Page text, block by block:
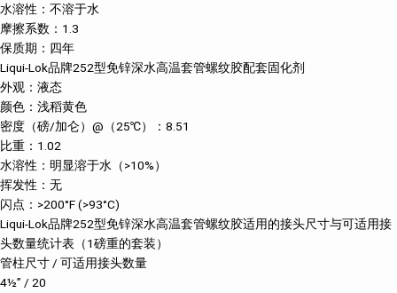
水溶性：不溶于水
摩擦系数：1.3
保质期：四年
Liqui-Lok品牌252型免锌深水高温套管螺纹胶配套固化剂
外观：液态
颜色：浅稻黄色
密度（磅/加仑）@（25℃）：8.51
比重：1.02
水溶性：明显溶于水（>10%）
挥发性：无
闪点：>200°F (>93°C)
Liqui-Lok品牌252型免锌深水高温套管螺纹胶适用的接头尺寸与可适用接
头数量统计表（1磅重的套装）
管柱尺寸 / 可适用接头数量
4½” / 20